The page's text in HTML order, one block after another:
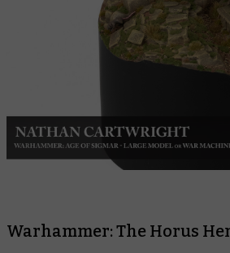
Warhammer: The Horus